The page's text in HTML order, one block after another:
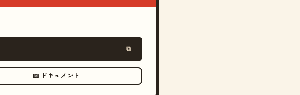
⧉
📖 ドキュメント